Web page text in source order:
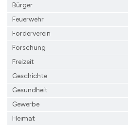
Bürger
Feuerwehr
Förderverein
Forschung
Freizeit
Geschichte
Gesundheit
Gewerbe
Heimat